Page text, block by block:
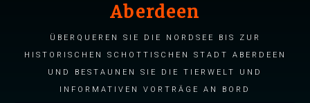
Aberdeen
Überqueren Sie die Nordsee bis zur
historischen schottischen Stadt Aberdeen
und bestaunen Sie die Tierwelt und
informativen Vorträge an Bord